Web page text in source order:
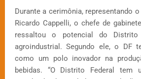
Durante a cerimônia, representando
Ricardo Cappelli, o chefe de
ressaltou o potencial do
agroindustrial. Segundo ele, o DF
como um polo inovador na
bebidas. “O Distrito Federal tem